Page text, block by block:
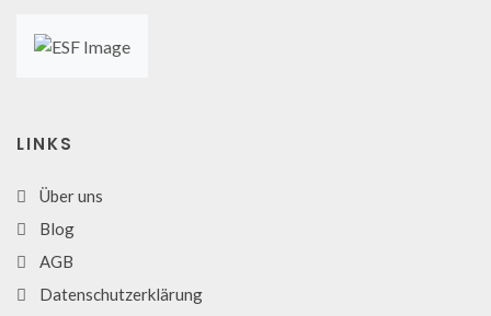
LINKS
Über uns
Blog
AGB
Datenschutzerklärung